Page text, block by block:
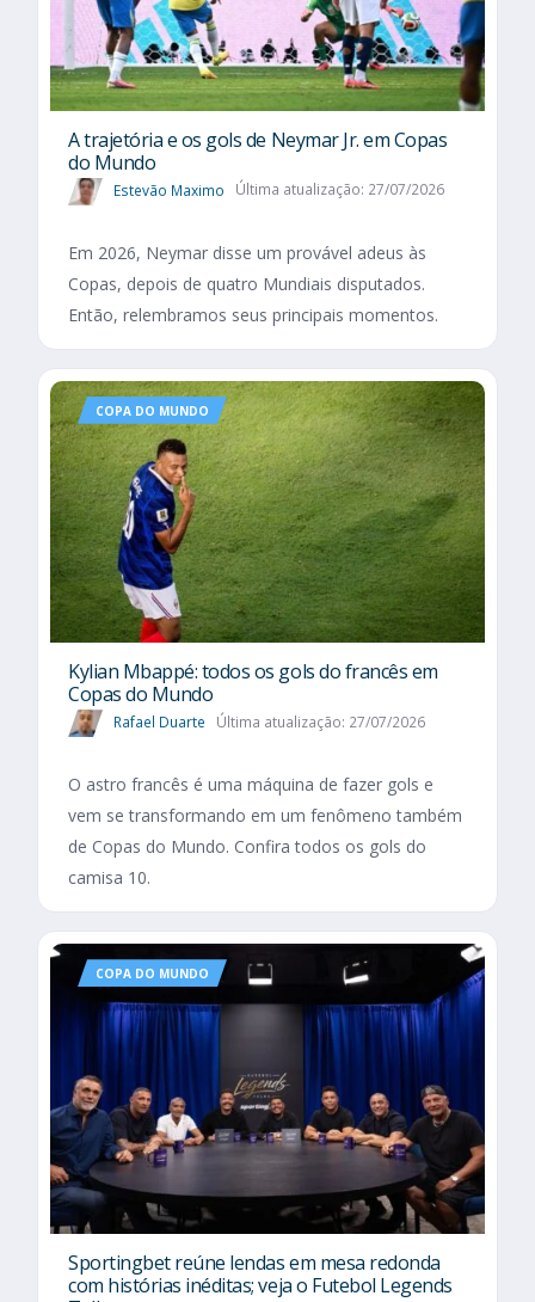
A trajetória e os gols de Neymar Jr. em Copas
do Mundo
Estevão Maximo Última atualização: 27/07/2026
Em 2026, Neymar disse um provável adeus às
Copas, depois de quatro Mundiais disputados.
Então, relembramos seus principais momentos.
COPA DO MUNDO
Kylian Mbappé: todos os gols do francês em
Copas do Mundo
Rafael Duarte Última atualização: 27/07/2026
O astro francês é uma máquina de fazer gols e
vem se transformando em um fenômeno também
de Copas do Mundo. Confira todos os gols do
camisa 10.
COPA DO MUNDO
Sportingbet reúne lendas em mesa redonda
com histórias inéditas; veja o Futebol Legends